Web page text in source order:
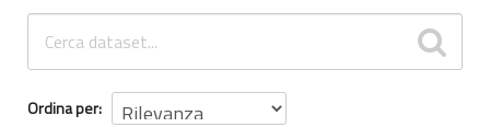
INFORMAZIONI
Ordina per